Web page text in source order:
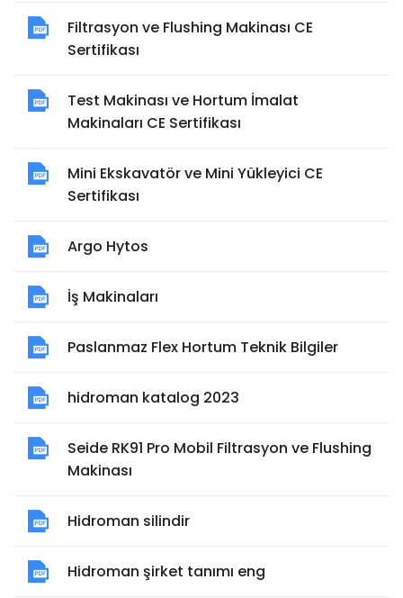
Filtrasyon ve Flushing Makinası CE
Sertifikası
Test Makinası ve Hortum İmalat
Makinaları CE Sertifikası
Mini Ekskavatör ve Mini Yükleyici CE
Sertifikası
Argo Hytos
İş Makinaları
Paslanmaz Flex Hortum Teknik Bilgiler
hidroman katalog 2023
Seide RK91 Pro Mobil Filtrasyon ve Flushing
Makinası
Hidroman silindir
Hidroman şirket tanımı eng